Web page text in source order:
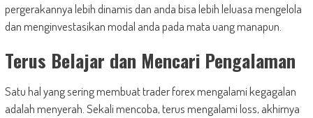
pergerakannya lebih dinamis dan anda bisa lebih leluasa mengelola
dan menginvestasikan modal anda pada mata uang manapun.
Terus Belajar dan Mencari Pengalaman
Satu hal yang sering membuat trader forex mengalami kegagalan
adalah menyerah. Sekali mencoba, terus mengalami loss, akhirnya